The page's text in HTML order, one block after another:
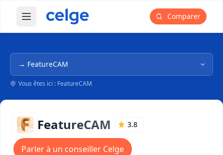
Ouvrir le menu principal Comparer
Navigation dans l'arborescence
Vous êtes ici : FeatureCAM
FeatureCAM 3.8
Parler à un conseiller Celge